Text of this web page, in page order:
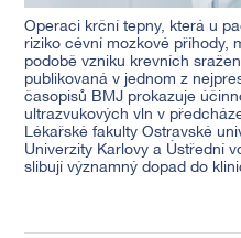
Operaci krční tepny, která u
riziko cévní mozkové příhody,
podobě vzniku krevních
publikovaná v jednom z
časopisů BMJ prokazuje
ultrazvukových vln v
Lékařské fakulty Ostravské
Univerzity Karlovy a Ústřední
slibují významný dopad do